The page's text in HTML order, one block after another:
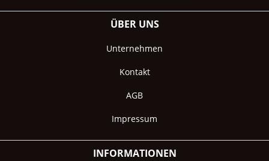
ÜBER UNS
Unternehmen
Kontakt
AGB
Impressum
INFORMATIONEN